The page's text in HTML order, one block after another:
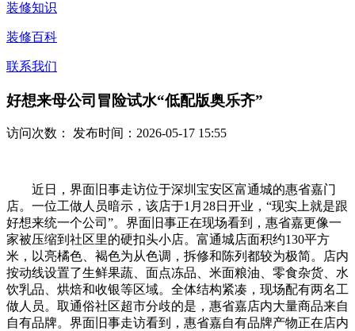
装修知识
装修百科
联系我们
好想来母公司冒险试水“低配版奥乐齐”
访问次数： 发布时间：2026-05-17 15:55
近日，界面旧事走访位于深圳宝安区富通城的惠省嘉门
店。一位工做人员暗示，该店于1月28日开业，“现实上就是跟
好想来统一个公司”。界面旧事正在现场看到，惠省嘉更像一
家被压缩到社区里的硬扣头小店。富通城店面积约130平方
米，以亮橘色、褐色为从色调，拆修和陈列都较为极简。店内
按动线设置了生鲜果蔬、面点冻品、米面粮油、零食杂货、水
饮乳品、烘焙和收银等区域。全体结构紧凑，现场配有两名工
做人员。取通俗社区超市分歧的是，惠省嘉店内大量商品来自
自有品牌。界面旧事走访看到，惠省嘉自有品牌产物正在店内